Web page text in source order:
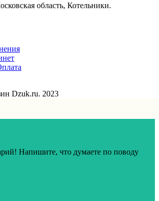
область, Котельники.
Dzuk.ru. 2023
Напишите, что думаете по поводу